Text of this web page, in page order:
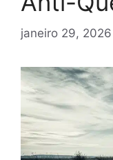
janeiro 29, 2026